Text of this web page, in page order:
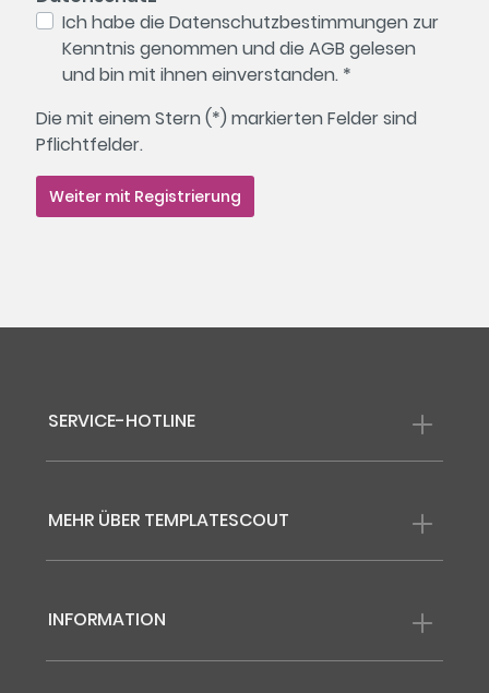
Ich habe dieDatenschutzbestimmungen zur
Kenntnis genommen und dieAGB gelesen
und bin mit ihnen einverstanden. *
Die mit einem Stern (*) markierten Felder sind
Pflichtfelder.
Weiter mit Registrierung
SERVICE-HOTLINE
MEHR ÜBER TEMPLATESCOUT
INFORMATION